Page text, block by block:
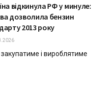
відкинула РФ у минуле:
дозволила бензин
2013 року
закупатиме і вироблятиме